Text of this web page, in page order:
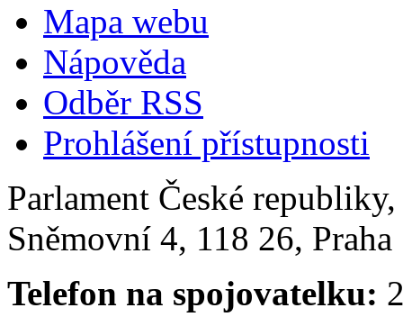
Mapa webu
Nápověda
Odběr RSS
Prohlášení přístupnosti
Parlament České
Sněmovní 4, 118 26,
Telefon na spojovatelku: